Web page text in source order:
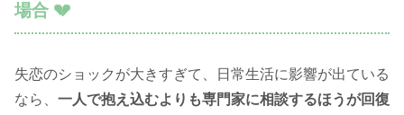
場合 💔
失恋のショックが大きすぎて、日常生活に影響が出ている
なら、 一人で抱え込むよりも専門家に相談するほうが回復